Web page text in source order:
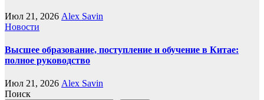
Июл 21, 2026 Alex Savin
Новости
Высшее образование, поступление и обучение в Китае:
полное руководство
Июл 21, 2026 Alex Savin
Поиск